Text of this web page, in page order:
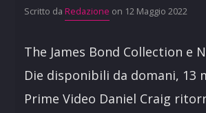
Scritto da Redazione on 12 Maggio 2022
The James Bond Collection e
Die disponibili da domani, 13
Prime Video Daniel Craig